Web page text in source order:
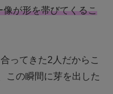
像が形を帯びてくるこ
ってきた2人だからこ
この瞬間に芽を出した